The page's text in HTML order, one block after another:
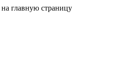
главную страницу